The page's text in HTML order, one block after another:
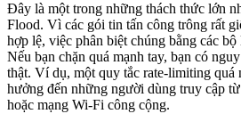
Đây là một trong những thách thức lớn
Flood. Vì các gói tin tấn công trông rất
hợp lệ, việc phân biệt chúng bằng các
Nếu bạn chặn quá mạnh tay, bạn có
thật. Ví dụ, một quy tắc rate-limiting quá
hưởng đến những người dùng truy cập
hoặc mạng Wi-Fi công cộng.